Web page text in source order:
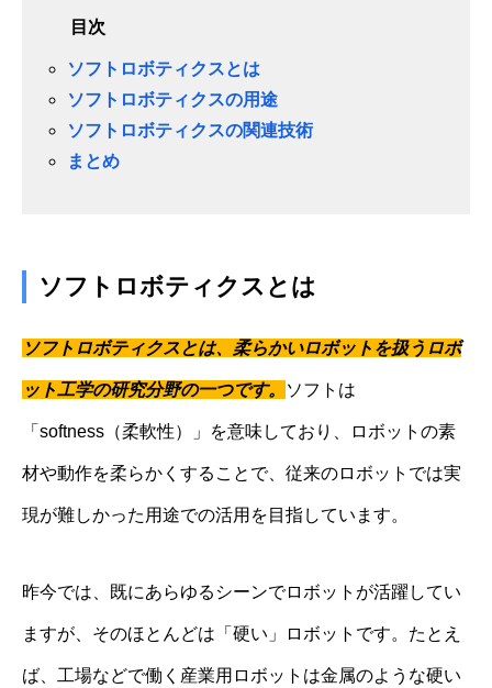
目次
ソフトロボティクスとは
ソフトロボティクスの用途
ソフトロボティクスの関連技術
まとめ
ソフトロボティクスとは
ソフトロボティクスとは、柔らかいロボットを扱うロボ
ット工学の研究分野の一つです。 ソフトは
「softness（柔軟性）」を意味しており、ロボットの素
材や動作を柔らかくすることで、従来のロボットでは実
現が難しかった用途での活用を目指しています。
昨今では、既にあらゆるシーンでロボットが活躍してい
ますが、そのほとんどは「硬い」ロボットです。たとえ
ば、工場などで働く産業用ロボットは金属のような硬い